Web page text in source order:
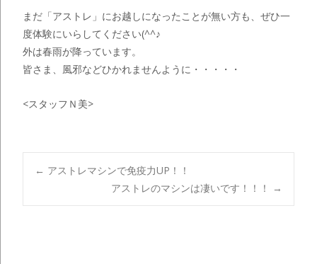
まだ「アストレ」にお越しになったことが無い方も、ぜひ一
度体験にいらしてください(^^♪
外は春雨が降っています。
皆さま、風邪などひかれませんように・・・・・
<スタッフＮ美>
Post navigation
← アストレマシンで免疫力UP！！
アストレのマシンは凄いです！！！
→